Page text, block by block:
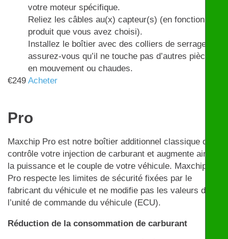
votre moteur spécifique.
Reliez les câbles au(x) capteur(s) (en fonction du
produit que vous avez choisi).
Installez le boîtier avec des colliers de serrage et
assurez-vous qu’il ne touche pas d’autres pièces
en mouvement ou chaudes.
€249 Acheter
Pro
Maxchip Pro est notre boîtier additionnel classique qui
contrôle votre injection de carburant et augmente ainsi
la puissance et le couple de votre véhicule. Maxchip
Pro respecte les limites de sécurité fixées par le
fabricant du véhicule et ne modifie pas les valeurs de
l’unité de commande du véhicule (ECU).
Réduction de la consommation de carburant